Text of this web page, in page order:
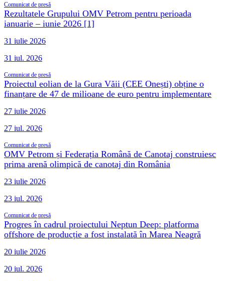
Comunicat de presă
Rezultatele Grupului OMV Petrom pentru perioada
ianuarie – iunie 2026 [1]
31 iulie 2026
31 iul. 2026
Comunicat de presă
Proiectul eolian de la Gura Văii (CEE Onești) obține o
finanțare de 47 de milioane de euro pentru implementare
27 iulie 2026
27 iul. 2026
Comunicat de presă
OMV Petrom și Federația Română de Canotaj construiesc
prima arenă olimpică de canotaj din România
23 iulie 2026
23 iul. 2026
Comunicat de presă
Progres în cadrul proiectului Neptun Deep: platforma
offshore de producție a fost instalată în Marea Neagră
20 iulie 2026
20 iul. 2026